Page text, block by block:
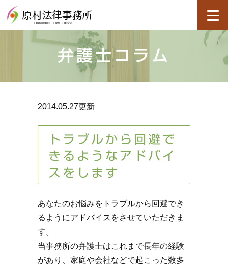
弁護士コラム
2014.05.27更新
トラブルから回避で
きるようなアドバイ
スをします
あなたのお悩みをトラブルから回避でき
るようにアドバイスをさせていただきま
す。
当事務所の弁護士はこれまで長年の経験
があり、家庭や会社などで起こった数多